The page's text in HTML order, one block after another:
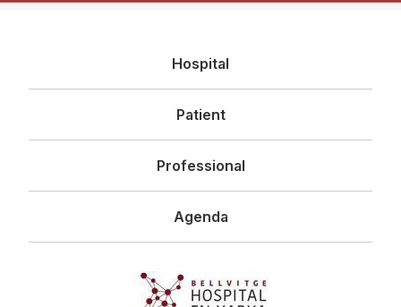
principal
Hospital
Patient
Professional
Agenda